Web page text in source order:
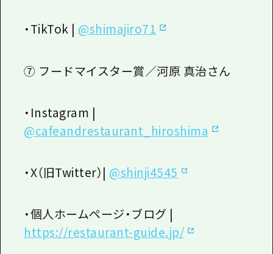
・TikTok | @shimajiro71
⑦ フードマイスター賞／河原 真治さん
・ Instagram |
@cafeandrestaurant_hiroshima
・X（旧Twitter）| @shinji4545
・個人ホームページ・ブログ |
https://restaurant-guide.jp/